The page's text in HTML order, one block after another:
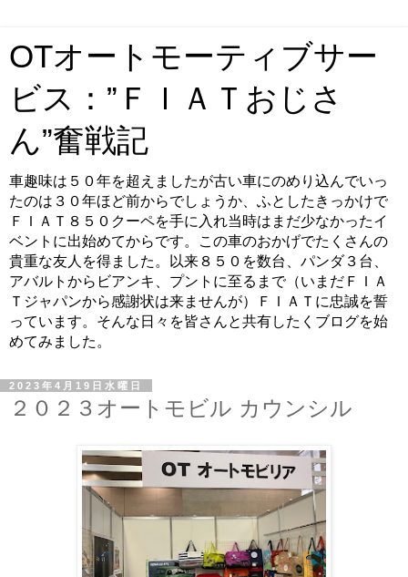
OTオートモーティブサー
ビス：”ＦＩＡＴおじさ
ん”奮戦記
車趣味は５０年を超えましたが古い車にのめり込んでいっ
たのは３０年ほど前からでしょうか、ふとしたきっかけで
ＦＩＡＴ８５０クーペを手に入れ当時はまだ少なかったイ
ベントに出始めてからです。この車のおかげでたくさんの
貴重な友人を得ました。以来８５０を数台、パンダ３台、
アバルトからビアンキ、プントに至るまで（いまだＦＩＡ
Ｔジャパンから感謝状は来ませんが）ＦＩＡＴに忠誠を誓
っています。そんな日々を皆さんと共有したくブログを始
めてみました。
2023年4月19日水曜日
２０２３オートモビル カウンシル